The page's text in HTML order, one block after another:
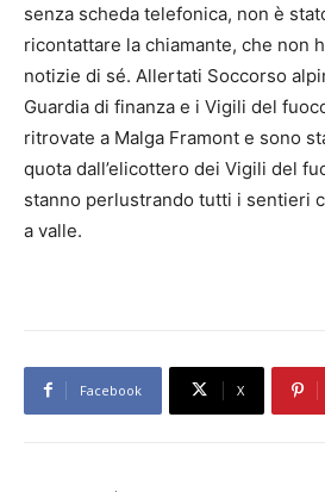
senza scheda telefonica, non è
ricontattare la chiamante, che non
notizie di sé. Allertati Soccorso
Guardia di finanza e i Vigili del
ritrovate a Malga Framont e sono
quota dall’elicottero dei Vigili del
stanno perlustrando tutti i sentieri
a valle.
Facebook X